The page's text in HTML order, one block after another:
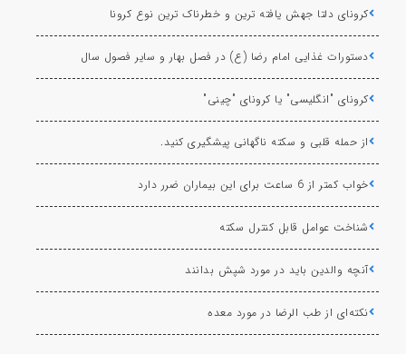
کرونای دلتا جهش یافته ترین و خطرناک ترین نوع کرونا
دستورات غذایی امام رضا (ع) در فصل بهار و سایر فصول سال
کرونای "انگلیسی" یا کرونای "چینی"
از حمله قلبی و سکته ناگهانی پیشگیری کنید.
خواب کمتر از 6 ساعت برای این بیماران ضرر دارد
شناخت عوامل قابل کنترل سکته
آنچه والدین باید در مورد شپش بدانند
نکته‌ای از طب الرضا در مورد معده